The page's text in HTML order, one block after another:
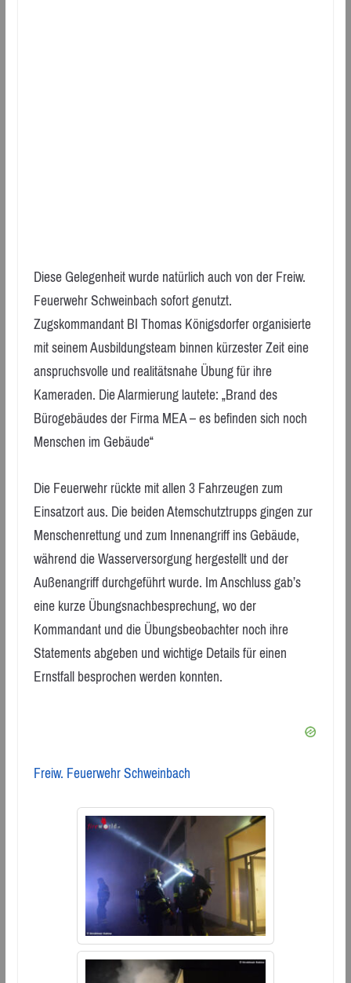
Diese Gelegenheit wurde natürlich auch von der Freiw.
Feuerwehr Schweinbach sofort genutzt.
Zugskommandant BI Thomas Königsdorfer organisierte
mit seinem Ausbildungsteam binnen kürzester Zeit eine
anspruchsvolle und realitätsnahe Übung für ihre
Kameraden. Die Alarmierung lautete: „Brand des
Bürogebäudes der Firma MEA – es befinden sich noch
Menschen im Gebäude“
Die Feuerwehr rückte mit allen 3 Fahrzeugen zum
Einsatzort aus. Die beiden Atemschutztrupps gingen zur
Menschenrettung und zum Innenangriff ins Gebäude,
während die Wasserversorgung hergestellt und der
Außenangriff durchgeführt wurde. Im Anschluss gab’s
eine kurze Übungsnachbesprechung, wo der
Kommandant und die Übungsbeobachter noch ihre
Statements abgeben und wichtige Details für einen
Ernstfall besprochen werden konnten.
Freiw. Feuerwehr Schweinbach